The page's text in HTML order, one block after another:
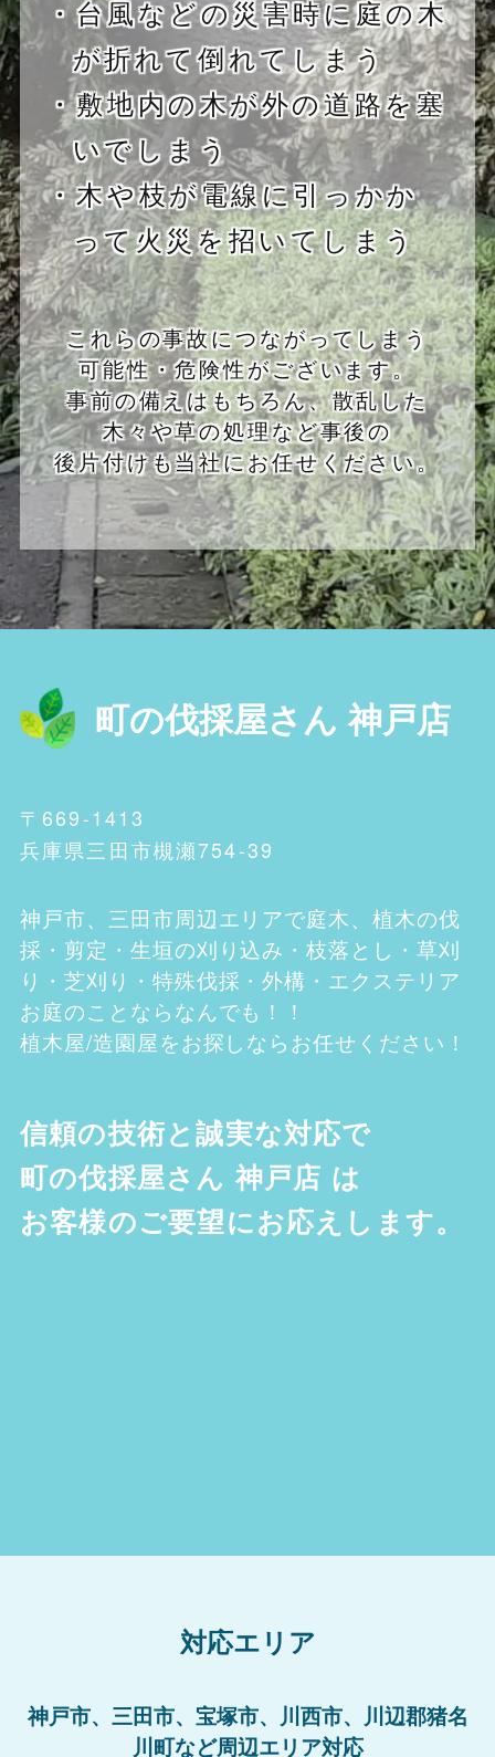
・台風などの災害時に庭の木
が折れて倒れてしまう
・敷地内の木が外の道路を塞
いでしまう
・木や枝が電線に引っかか
って火災を招いてしまう
これらの事故につながってしまう
可能性・危険性がございます。
事前の備えはもちろん、散乱した
木々や草の処理など事後の
後片付けも当社にお任せください。
町の伐採屋さん 神戸店
〒669-1413
兵庫県三田市槻瀬754-39
神戸市、三田市周辺エリアで庭木、植木の伐
採・剪定・生垣の刈り込み・枝落とし・草刈
り・芝刈り・特殊伐採・外構・エクステリア
お庭のことならなんでも！！
植木屋/造園屋をお探しならお任せください！
信頼の技術と誠実な対応で
町の伐採屋さん 神戸店 は
お客様のご要望にお応えします。
対応エリア
神戸市、三田市、宝塚市、川西市、川辺郡猪名
川町など周辺エリア対応